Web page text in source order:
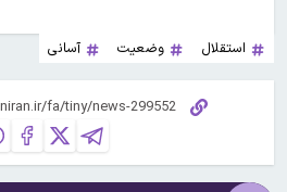
استقلال وضعیت آسانی